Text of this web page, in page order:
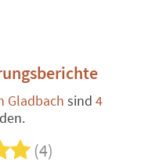
Gladbach sind 4
(4)